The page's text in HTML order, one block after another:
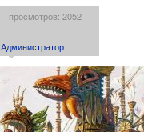
просмотров: 2052
Администратор